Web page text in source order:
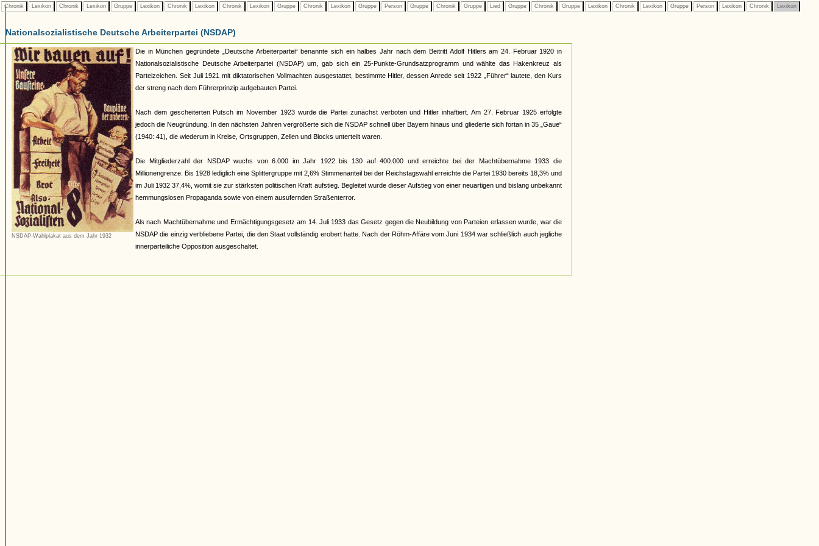
Chronik Lexikon Chronik Lexikon Gruppe Lexikon Chronik Lexikon Chronik Lexikon Gruppe Chronik Lexikon Gruppe Person Gruppe Chronik Gruppe Lied Gruppe Chronik Gruppe Lexikon Chronik Lexikon Gruppe Person Lexikon Chronik Lexikon
Nationalsozialistische Deutsche Arbeiterpartei (NSDAP)
NSDAP-Wahlplakat aus dem Jahr 1932
Die in München gegründete „Deutsche Arbeiterpartei“ benannte sich ein halbes Jahr nach dem Beitritt Adolf Hitlers am 24. Februar 1920 in
Nationalsozialistische Deutsche Arbeiterpartei (NSDAP) um, gab sich ein 25-Punkte-Grundsatzprogramm und wählte das Hakenkreuz als
Parteizeichen. Seit Juli 1921 mit diktatorischen Vollmachten ausgestattet, bestimmte Hitler, dessen Anrede seit 1922 „Führer“ lautete, den Kurs
der streng nach dem Führerprinzip aufgebauten Partei.
Nach dem gescheiterten Putsch im November 1923 wurde die Partei zunächst verboten und Hitler inhaftiert. Am 27. Februar 1925 erfolgte
jedoch die Neugründung. In den nächsten Jahren vergrößerte sich die NSDAP schnell über Bayern hinaus und gliederte sich fortan in 35 „Gaue“
(1940: 41), die wiederum in Kreise, Ortsgruppen, Zellen und Blocks unterteilt waren.
Die Mitgliederzahl der NSDAP wuchs von 6.000 im Jahr 1922 bis 130 auf 400.000 und erreichte bei der Machtübernahme 1933 die
Millionengrenze. Bis 1928 lediglich eine Splittergruppe mit 2,6% Stimmenanteil bei der Reichstagswahl erreichte die Partei 1930 bereits 18,3% und
im Juli 1932 37,4%, womit sie zur stärksten politischen Kraft aufstieg. Begleitet wurde dieser Aufstieg von einer neuartigen und bislang unbekannt
hemmungslosen Propaganda sowie von einem ausufernden Straßenterror.
Als nach Machtübernahme und Ermächtigungsgesetz am 14. Juli 1933 das Gesetz gegen die Neubildung von Parteien erlassen wurde, war die
NSDAP die einzig verbliebene Partei, die den Staat vollständig erobert hatte. Nach der Röhm-Affäre vom Juni 1934 war schließlich auch jegliche
innerparteiliche Opposition ausgeschaltet.